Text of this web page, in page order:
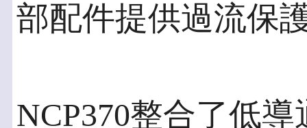
部配件提供過流保
NCP370整合了低